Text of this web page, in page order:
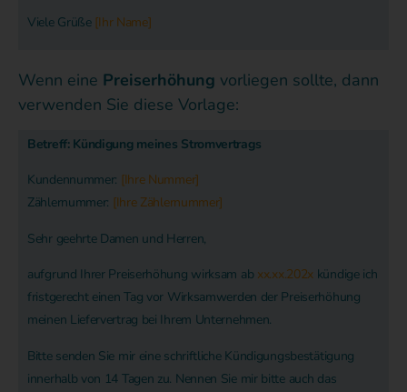
Viele Grüße [Ihr Name]
Wenn eine Preiserhöhung vorliegen sollte, dann
verwenden Sie diese Vorlage:
Betreff: Kündigung meines Stromvertrags
Kundennummer: [Ihre Nummer]
Zählernummer: [Ihre Zählernummer]
Sehr geehrte Damen und Herren,
aufgrund Ihrer Preiserhöhung wirksam ab xx.xx.202x kündige ich
fristgerecht einen Tag vor Wirksamwerden der Preiserhöhung
meinen Liefervertrag bei Ihrem Unternehmen.
Bitte senden Sie mir eine schriftliche Kündigungsbestätigung
innerhalb von 14 Tagen zu. Nennen Sie mir bitte auch das